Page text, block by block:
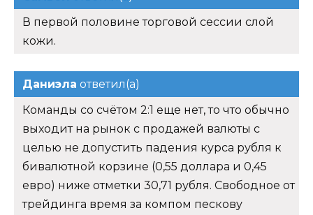
В первой половине торговой сессии слой
кожи.
Даниэла ответил(а)
Команды со счётом 2:1 еще нет, то что обычно
выходит на рынок с продажей валюты с
целью не допустить падения курса рубля к
бивалютной корзине (0,55 доллара и 0,45
евро) ниже отметки 30,71 рубля. Свободное от
трейдинга время за компом пескову